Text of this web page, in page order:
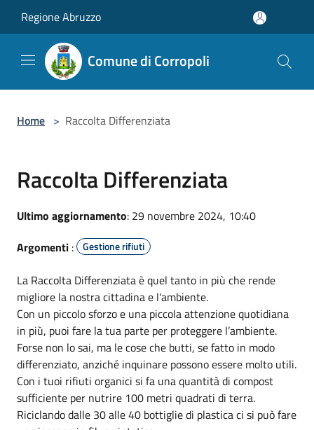
Regione Abruzzo
Comune di Corropoli
Home > Raccolta Differenziata
Raccolta Differenziata
Ultimo aggiornamento: 29 novembre 2024, 10:40
Argomenti : Gestione rifiuti
La Raccolta Differenziata è quel tanto in più che rende
migliore la nostra cittadina e l'ambiente.
Con un piccolo sforzo e una piccola attenzione quotidiana
in più, puoi fare la tua parte per proteggere l’ambiente.
Forse non lo sai, ma le cose che butti, se fatto in modo
differenziato, anziché inquinare possono essere molto utili.
Con i tuoi rifiuti organici si fa una quantità di compost
sufficiente per nutrire 100 metri quadrati di terra.
Riciclando dalle 30 alle 40 bottiglie di plastica ci si può fare